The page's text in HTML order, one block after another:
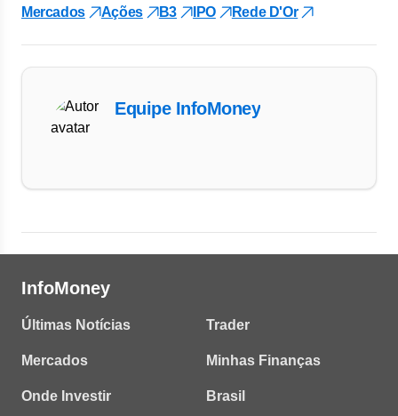
Mercados Ações B3 IPO Rede D'Or
Equipe InfoMoney
InfoMoney
Últimas Notícias
Mercados
Onde Investir
Trader
Minhas Finanças
Brasil